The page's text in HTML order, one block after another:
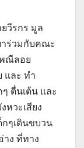
วีรกร มูล
าร่วมกับคณะ
ณีลอย
และ ทำ
ตื่นเต้น และ
หวะเสียง
กๆเดินขบวน
าง ที่ทาง